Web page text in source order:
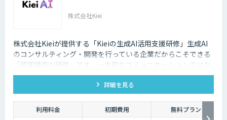
株式会社Kiei
株式会社Kieiが提供する「Kieiの生成AI活用支援研修」生成AI
のコンサルティング・開発を行っている企業だからこそできる
「超実践型AI研修」です。一方的なコミュニケーションではな
く、ディスカッションを重視しております。
詳細を見る
利用料金 初期費用
無料プラン